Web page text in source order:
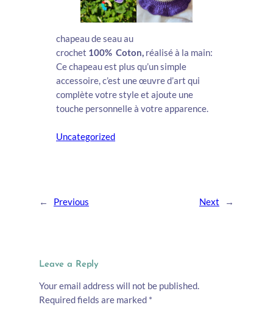
chapeau de seau au
crochet 100% Coton, réalisé à la main:
Ce chapeau est plus qu’un simple
accessoire, c’est une œuvre d’art qui
complète votre style et ajoute une
touche personnelle à votre apparence.
Uncategorized
← Previous Next →
Leave a Reply
Your email address will not be published.
Required fields are marked *